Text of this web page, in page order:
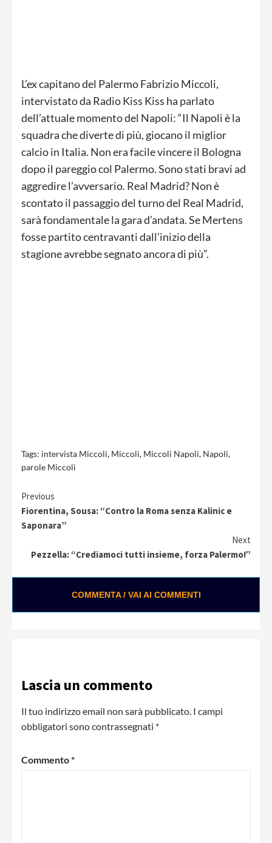
L’ex capitano del Palermo Fabrizio Miccoli,
intervistato da Radio Kiss Kiss ha parlato
dell’attuale momento del Napoli: “Il Napoli è la
squadra che diverte di più, giocano il miglior
calcio in Italia. Non era facile vincere il Bologna
dopo il pareggio col Palermo. Sono stati bravi ad
aggredire l’avversario. Real Madrid? Non è
scontato il passaggio del turno del Real Madrid,
sarà fondamentale la gara d’andata. Se Mertens
fosse partito centravanti dall’inizio della
stagione avrebbe segnato ancora di più”.
Tags: intervista Miccoli, Miccoli, Miccoli Napoli, Napoli,
parole Miccoli
Continue
Reading
Previous
Fiorentina, Sousa: “Contro la Roma senza Kalinic e
Saponara”
Next
Pezzella: “Crediamoci tutti insieme, forza Palermo!”
COMMENTA / VAI AI COMMENTI
Lascia un commento
Il tuo indirizzo email non sarà pubblicato. I campi
obbligatori sono contrassegnati *
Commento*